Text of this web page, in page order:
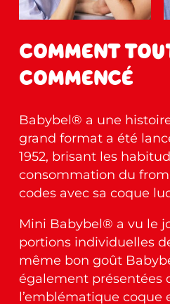
COMMENT
COMMENCÉ
Babybel® a une
grand format a été
1952, brisant les
consommation du
codes avec sa coque
Mini Babybel® a vu le
portions individuelles
même bon goût
également présentées
l’emblématique coque